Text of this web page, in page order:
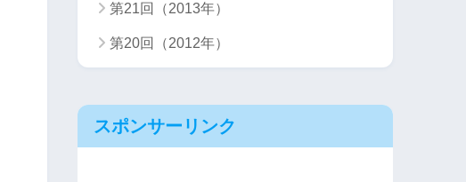
第21回（2013年）
第20回（2012年）
スポンサーリンク